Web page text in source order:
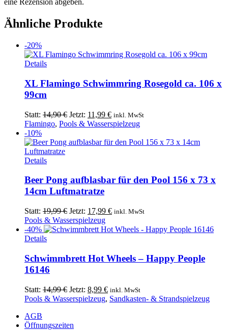
eine Rezension abgeben.
Ähnliche Produkte
-20%
Details
XL Flamingo Schwimmring Rosegold ca. 106 x
99cm
Statt: 14,90€ Ursprünglicher
Preis
14,90 €
Jetzt: 11,99 €Aktueller
Preis
11,99 €.
inkl. MwSt
Flamingo, Pools & Wasserspielzeug
-10%
Details
Beer Pong aufblasbar für den Pool 156 x 73 x
14cm Luftmatratze
Statt: 19,99€ Ursprünglicher
Preis
war:
Jetzt: 17,99 €Aktueller
ist:
inkl. MwSt
Pools & Wasserspielzeug
-40%
DetailsDieses
weist
mehrere
Varianten
Die
Optionen
Schwimmbrett Hot Wheels – Happy People
16146
Statt: 14,99€ Ursprünglicher
Preis
Jetzt: 8,99 €Aktueller
Preis
inkl. MwSt
Pools & Wasserspielzeug, Sandkasten- & Strandspielzeug
AGB
Öffnungszeiten